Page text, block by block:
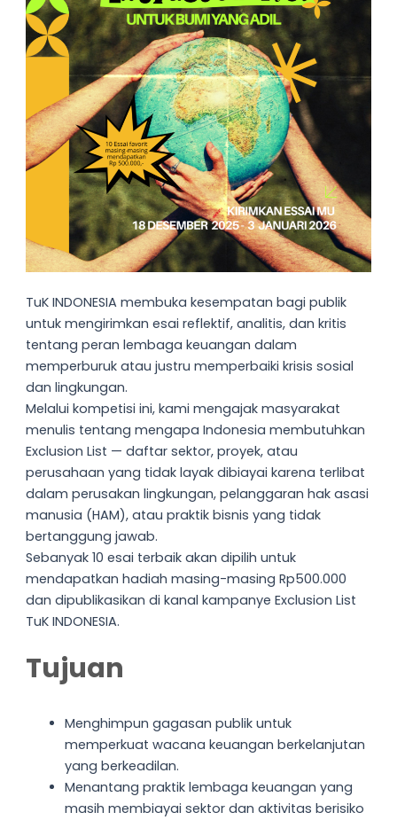
TuK INDONESIA membuka kesempatan bagi publik
untuk mengirimkan esai reflektif, analitis, dan kritis
tentang peran lembaga keuangan dalam
memperburuk atau justru memperbaiki krisis sosial
dan lingkungan.
Melalui kompetisi ini, kami mengajak masyarakat
menulis tentang mengapa Indonesia membutuhkan
Exclusion List — daftar sektor, proyek, atau
perusahaan yang tidak layak dibiayai karena terlibat
dalam perusakan lingkungan, pelanggaran hak asasi
manusia (HAM), atau praktik bisnis yang tidak
bertanggung jawab.
Sebanyak 10 esai terbaik akan dipilih untuk
mendapatkan hadiah masing-masing Rp500.000
dan dipublikasikan di kanal kampanye Exclusion List
TuK INDONESIA.
Tujuan
Menghimpun gagasan publik untuk
memperkuat wacana keuangan berkelanjutan
yang berkeadilan.
Menantang praktik lembaga keuangan yang
masih membiayai sektor dan aktivitas berisiko